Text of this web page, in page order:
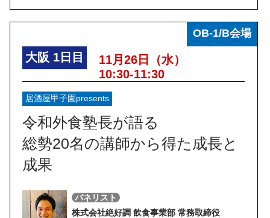
OB-1/B会場
大阪 1日目
11月26日（水）
10:30-11:30
居酒屋甲子園presents
令和外食塾長が語る
総勢20名の講師から得た成長と
成果
パネリスト
株式会社絶好調 飲食事業部 常務取締役